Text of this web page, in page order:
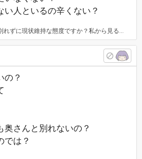
い人といるの辛くない？
現状維持な態度ですか？私から見ると逃げ腰に見えます。
の？
奥さんと別れないの？
では？